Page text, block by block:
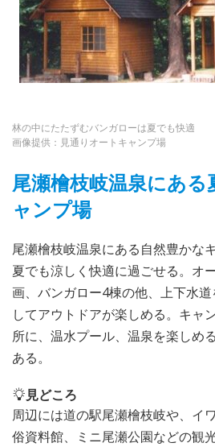
林の中にたたずむバンガローは夏でも快適
画像提供：見通りオートキャンプ場
尾瀬檜枝岐温泉にあ
ャンプ場
尾瀬檜枝岐温泉にある自然豊かな
夏でも涼しく快適に過ごせる。オ
画、バンガロー4棟の他、上下水
してアウトドアが楽しめる。キャ
所に、温水プール、温泉を楽しめ
ある。
見どころ
周辺には道の駅尾瀬檜枝岐や、イ
俗資料館、ミニ尾瀬公園などの観